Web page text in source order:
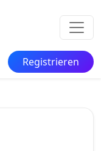
Registrieren